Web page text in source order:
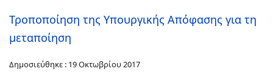
Τροποποίηση της Υπουργικής Απόφασης για τη
μεταποίηση
Δημοσιεύθηκε : 19 Οκτωβρίου 2017